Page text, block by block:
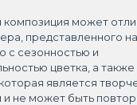
композиция может
представленного на
с сезонностью и
цветка, а
является
не может быть